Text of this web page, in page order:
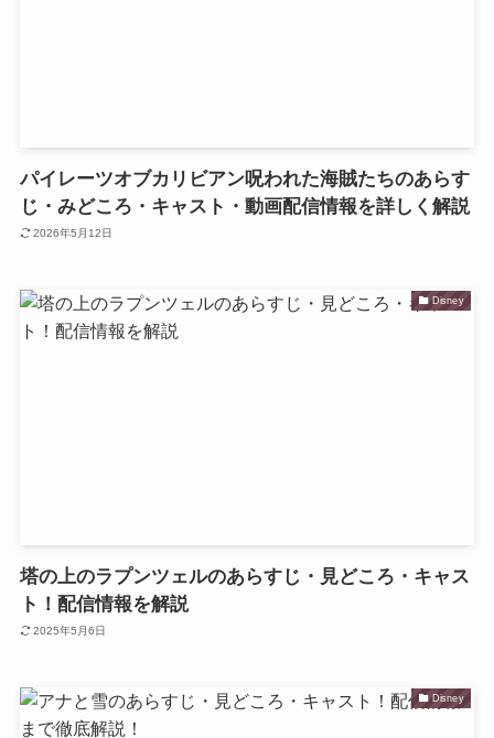
パイレーツオブカリビアン呪われた海賊たちのあらす
じ・みどころ・キャスト・動画配信情報を詳しく解説
2026年5月12日
Disney
塔の上のラプンツェルのあらすじ・見どころ・キャス
ト！配信情報を解説
2025年5月6日
Disney